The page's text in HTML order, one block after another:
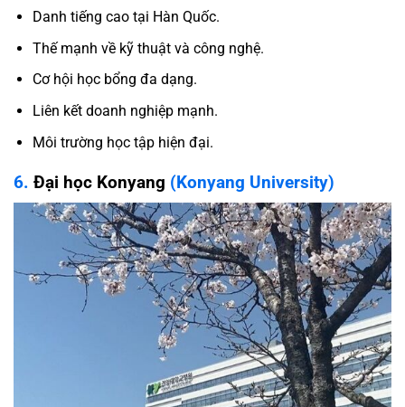
Danh tiếng cao tại Hàn Quốc.
Thế mạnh về kỹ thuật và công nghệ.
Cơ hội học bổng đa dạng.
Liên kết doanh nghiệp mạnh.
Môi trường học tập hiện đại.
6. Đại học Konyang (Konyang University)